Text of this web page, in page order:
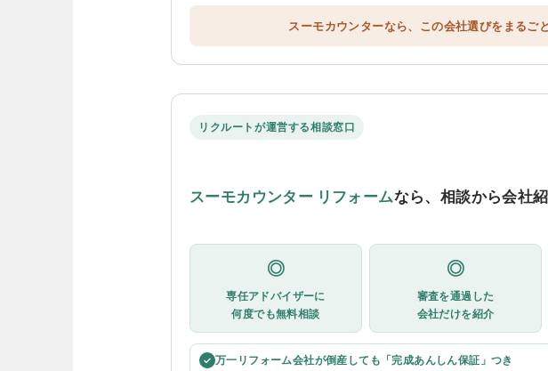
スーモカウンターなら、この会社選びをまるご
リクルートが運営する相談窓口
スーモカウンター リフォームなら、相談から会社
◎
専任アドバイザーに
何度でも無料相談
◎
審査を通過した
会社だけを紹介
✓ 万一リフォーム会社が倒産しても「完成あんしん保証」つき